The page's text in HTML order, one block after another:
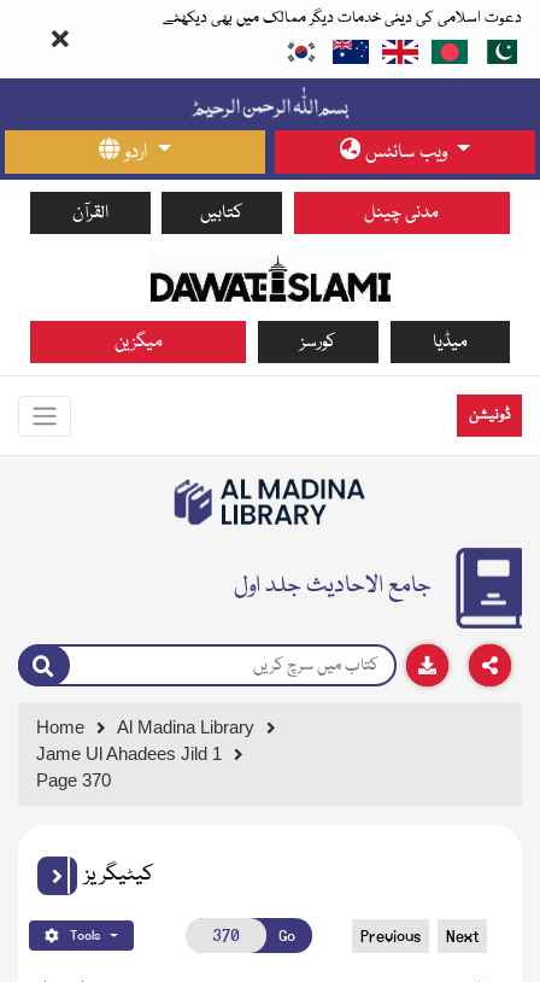
دعوت اسلامی کی دینی خدمات دیگر ممالک میں بھی دیکھئے
اردو ویب سائٹس
القرآن کتابیں مدنی چینل
میگزین کورسز میڈیا
ڈونیشن
جامع الاحادیث جلد اول
Home
Al Madina Library
Jame Ul Ahadees Jild 1
Page 370
کیٹیگریز
Tools Go Previous Next